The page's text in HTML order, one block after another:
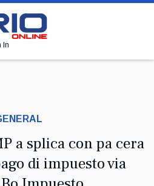
In
a splica con pa cera
di impuesto via